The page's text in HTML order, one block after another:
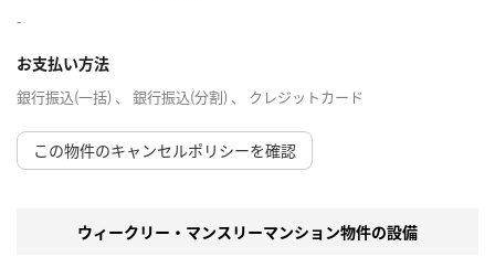
-
お支払い方法
銀行振込(一括) 、 銀行振込(分割) 、 クレジットカード
この物件のキャンセルポリシーを確認
ウィークリー・マンスリーマンション物件の設備